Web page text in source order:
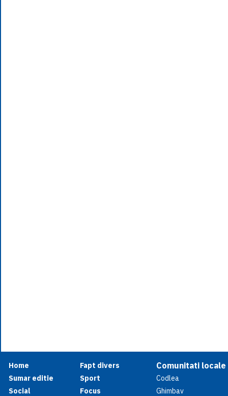
Home
Sumar editie
Social
Fapt divers
Sport
Focus
Comunitati locale
Codlea
Ghimbav